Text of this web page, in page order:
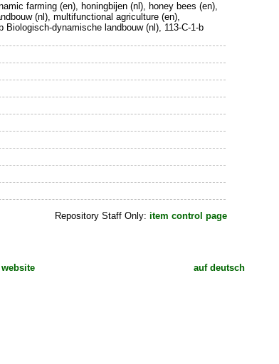
farming (en), honingbijen (nl), honey bees (en),
(nl), multifunctional agriculture (en),
dynamische landbouw (nl), 113-C-1-b
Repository Staff Only: item control page
auf deutsch